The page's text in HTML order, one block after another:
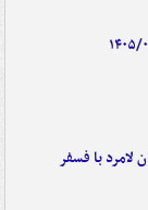
لامرد با فسفر